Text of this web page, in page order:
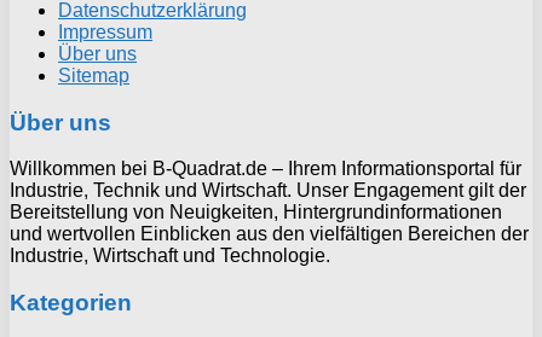
Datenschutzerklärung
Impressum
Über uns
Sitemap
Über uns
Willkommen bei B-Quadrat.de – Ihrem Informationsportal für
Industrie, Technik und Wirtschaft. Unser Engagement gilt der
Bereitstellung von Neuigkeiten, Hintergrundinformationen
und wertvollen Einblicken aus den vielfältigen Bereichen der
Industrie, Wirtschaft und Technologie.
Kategorien